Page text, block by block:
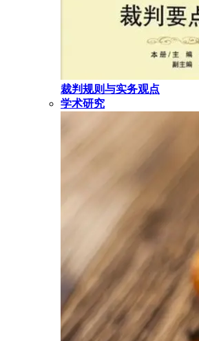
裁判规则与实务观点
学术研究